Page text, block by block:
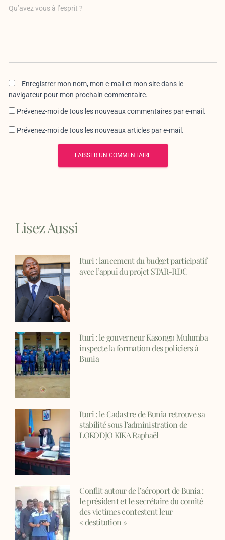
Qu’avez vous à l’esprit ?
Enregistrer mon nom, mon e-mail et mon site dans le
navigateur pour mon prochain commentaire.
Prévenez-moi de tous les nouveaux commentaires par e-mail.
Prévenez-moi de tous les nouveaux articles par e-mail.
Lisez Aussi
Ituri : lancement du budget participatif
avec l’appui du projet STAR-RDC
Ituri : le gouverneur Kasongo Mulumba
inspecte la formation des policiers à
Bunia
Ituri : le Cadastre de Bunia retrouve sa
stabilité sous l’administration de
LOKODJO KIKA Raphaël
Conflit autour de l’aéroport de Bunia :
le président et le secrétaire du comité
des victimes contestent leur
« destitution »